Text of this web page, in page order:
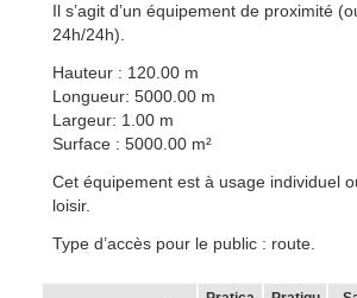
Il s’agit d’un équipement de proximité
24h/24h).
Hauteur : 120.00 m
Longueur: 5000.00 m
Largeur: 1.00 m
Surface : 5000.00 m²
Cet équipement est à usage individuel
loisir.
Type d’accès pour le public : route.